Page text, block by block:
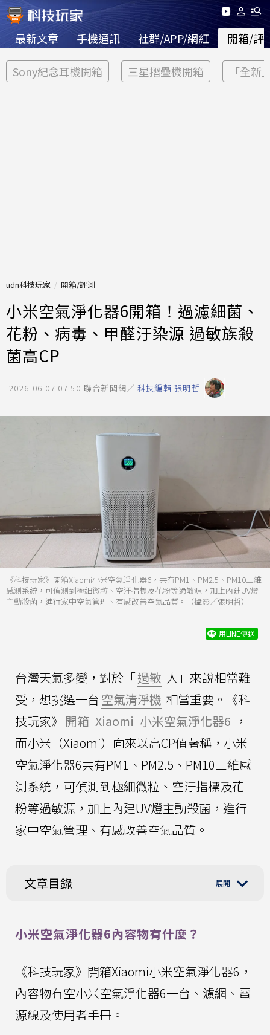
最新文章 手機通訊 社群/APP/網紅 開箱/評
Sony紀念耳機開箱 三星摺疊機開箱 「全新
udn科技玩家 開箱/評測
小米空氣淨化器6開箱！過濾細菌、
花粉、病毒、甲醛汙染源 過敏族殺
菌高CP
2026-06-07 07:50 聯合新聞網／ 科技編輯 張明哲
《科技玩家》開箱Xiaomi小米空氣淨化器6，共有PM1、PM2.5、PM10三維
感測系統，可偵測到極細微粒、空汙指標及花粉等過敏源，加上內建UV燈
主動殺菌，進行家中空氣管理、有感改善空氣品質。（攝影／張明哲）
用LINE傳送
台灣天氣多變，對於「過敏 人」來說相當難
受，想挑選一台空氣清淨機 相當重要。《科
技玩家》 開箱 Xiaomi 小米空氣淨化器6 ，
而小米（Xiaomi）向來以高CP值著稱，小米
空氣淨化器6共有PM1、PM2.5、PM10三維感
測系統，可偵測到極細微粒、空汙指標及花
粉等過敏源，加上內建UV燈主動殺菌，進行
家中空氣管理、有感改善空氣品質。
文章目錄
小米空氣淨化器6內容物有什麼？
《科技玩家》開箱Xiaomi小米空氣淨化器6，
內容物有空小米空氣淨化器6一台、濾網、電
源線及使用者手冊。